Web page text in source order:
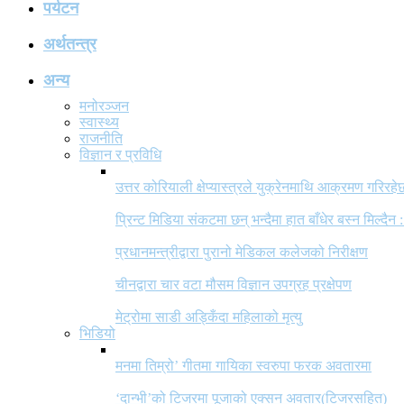
पर्यटन
अर्थतन्त्र
अन्य
मनोरञ्जन
स्वास्थ्य
राजनीति
विज्ञान र प्रविधि
उत्तर कोरियाली क्षेप्यास्त्रले युक्रेनमाथि आक्रमण
प्रिन्ट मिडिया संकटमा छन् भन्दैमा हात बाँधेर बस्न मिल्दैन
प्रधानमन्त्रीद्वारा पुरानो मेडिकल कलेजको निरीक्षण
चीनद्वारा चार वटा मौसम विज्ञान उपग्रह प्रक्षेपण
मेट्रोमा साडी अड्किँदा महिलाको मृत्यु
भिडियो
मनमा तिम्रो’ गीतमा गायिका स्वरुपा फरक अवतारमा
‘दान्भी’को टिजरमा पूजाको एक्सन अवतार(टिजरसहित)